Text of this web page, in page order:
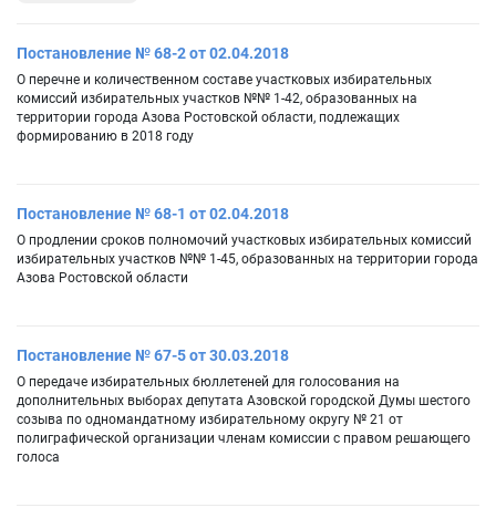
Постановление № 68-2 от 02.04.2018
О перечне и количественном составе участковых избирательных
комиссий избирательных участков №№ 1-42, образованных на
территории города Азова Ростовской области, подлежащих
формированию в 2018 году
Постановление № 68-1 от 02.04.2018
О продлении сроков полномочий участковых избирательных комиссий
избирательных участков №№ 1-45, образованных на территории города
Азова Ростовской области
Постановление № 67-5 от 30.03.2018
О передаче избирательных бюллетеней для голосования на
дополнительных выборах депутата Азовской городской Думы шестого
созыва по одномандатному избирательному округу № 21 от
полиграфической организации членам комиссии с правом решающего
голоса